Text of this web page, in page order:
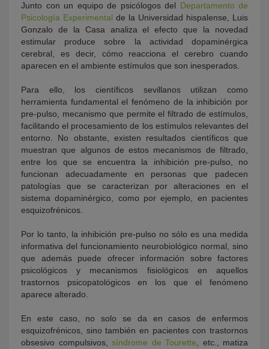
Junto con un equipo de psicólogos del Departamento de
Psicología Experimental de la Universidad hispalense, Luis
Gonzalo de la Casa analiza el efecto que la novedad
estimular produce sobre la actividad dopaminérgica
cerebral, es decir, cómo reacciona el cerebro cuando
aparecen en el ambiente estímulos que son inesperados.
Para ello, los científicos sevillanos utilizan como
herramienta fundamental el fenómeno de la inhibición por
pre-pulso, mecanismo que permite el filtrado de estímulos,
facilitando el procesamiento de los estímulos relevantes del
entorno. No obstante, existen resultados científicos que
muestran que algunos de estos mecanismos de filtrado,
entre los que se encuentra la inhibición pre-pulso, no
funcionan adecuadamente en personas que padecen
patologías que se caracterizan por alteraciones en el
sistema dopaminérgico, como por ejemplo, en pacientes
esquizofrénicos.
Por lo tanto, la inhibición pre-pulso no sólo es una medida
informativa del funcionamiento neurobiológico normal, sino
que además puede ofrecer información sobre factores
psicológicos y mecanismos fisiológicos en aquellos
trastornos psicopatológicos en los que el fenómeno
aparece alterado.
En este caso, no solo se da en casos de enfermos
esquizofrénicos, sino también en pacientes con trastornos
obsesivo compulsivos, síndrome de Tourette , etc., matiza